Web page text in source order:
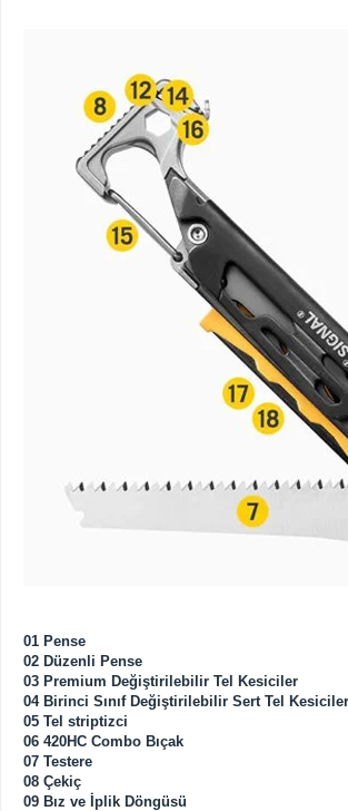
01 Pense
02 Düzenli Pense
03 Premium Değiştirilebilir Tel Kesiciler
04 Birinci Sınıf Değiştirilebilir Sert Tel Kesiciler
05 Tel striptizci
06 420HC Combo Bıçak
07 Testere
08 Çekiç
09 Bız ve İplik Döngüsü